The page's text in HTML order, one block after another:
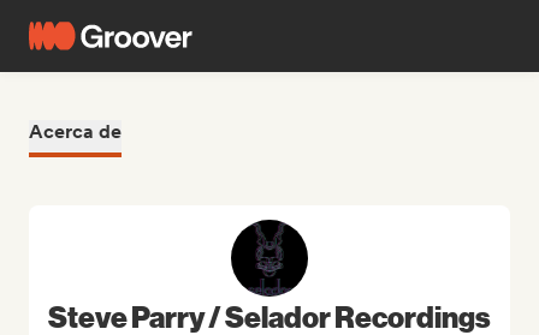
Acerca de
Steve Parry / Selador Recordings